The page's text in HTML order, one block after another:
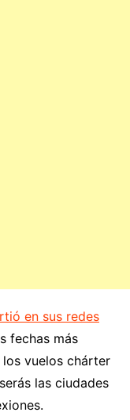
en sus redes
fechas más
vuelos chárter
las ciudades